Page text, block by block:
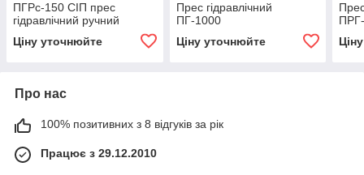
ПГРс-150 СІП прес
гідравлічний ручний
Ціну уточнюйте
Прес гідравлічний
ПГ-1000
Ціну уточнюйте
Про нас
100% позитивних з 8 відгуків за рік
Працює з 29.12.2010